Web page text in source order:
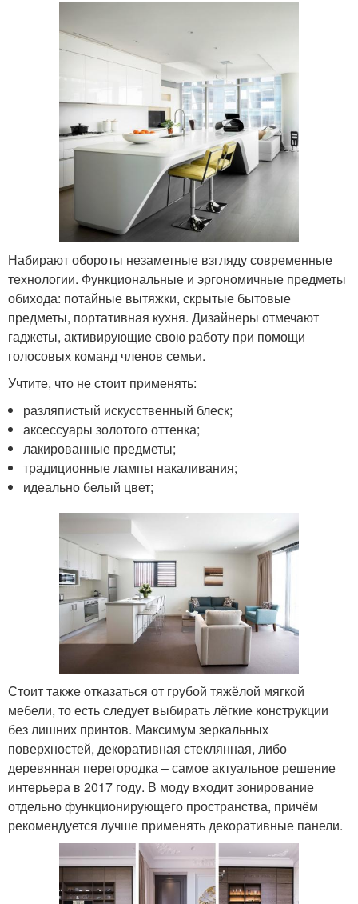
Набирают обороты незаметные взгляду современные
технологии. Функциональные и эргономичные предметы
обихода: потайные вытяжки, скрытые бытовые
предметы, портативная кухня. Дизайнеры отмечают
гаджеты, активирующие свою работу при помощи
голосовых команд членов семьи.
Учтите, что не стоит применять:
разляпистый искусственный блеск;
аксессуары золотого оттенка;
лакированные предметы;
традиционные лампы накаливания;
идеально белый цвет;
Стоит также отказаться от грубой тяжёлой мягкой
мебели, то есть следует выбирать лёгкие конструкции
без лишних принтов. Максимум зеркальных
поверхностей, декоративная стеклянная, либо
деревянная перегородка – самое актуальное решение
интерьера в 2017 году. В моду входит зонирование
отдельно функционирующего пространства, причём
рекомендуется лучше применять декоративные панели.